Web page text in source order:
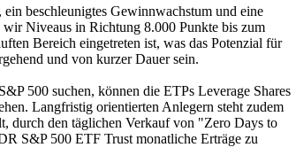
beschleunigtes Gewinnwachstum und eine
Niveaus in Richtung 8.000 Punkte bis zum
Bereich eingetreten ist, was das Potenzial für
und von kurzer Dauer sein.
500 suchen, können die ETPs Leverage Shares
Langfristig orientierten Anlegern steht zudem
durch den täglichen Verkauf von "Zero Days to
S&P 500 ETF Trust monatliche Erträge zu